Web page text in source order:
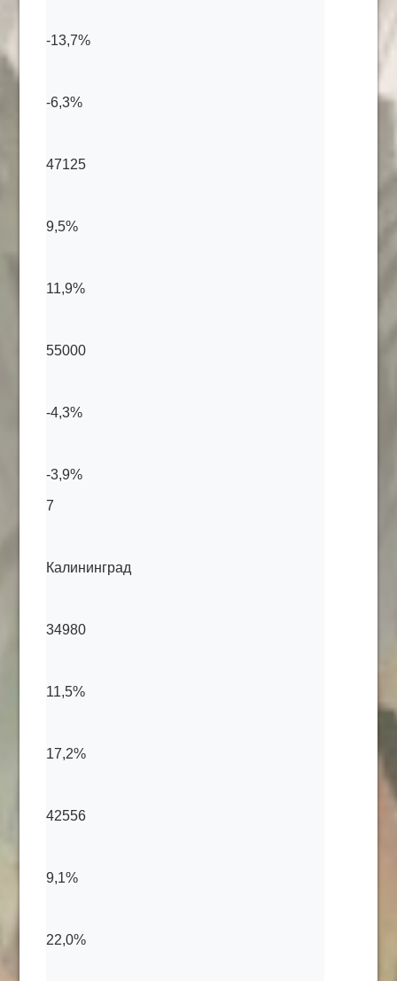
-13,7%
-6,3%
47125
9,5%
11,9%
55000
-4,3%
-3,9%
7
Калининград
34980
11,5%
17,2%
42556
9,1%
22,0%